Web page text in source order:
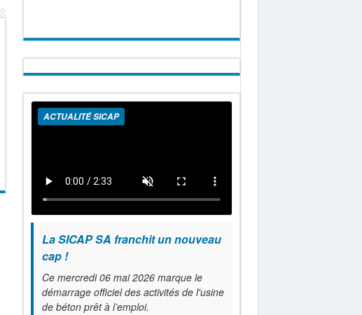
ACTUALITÉ SICAP
La SICAP SA franchit un nouveau
cap !
Ce mercredi 06 mai 2026 marque le
démarrage officiel des activités de l'usine
de béton prêt à l’emploi.